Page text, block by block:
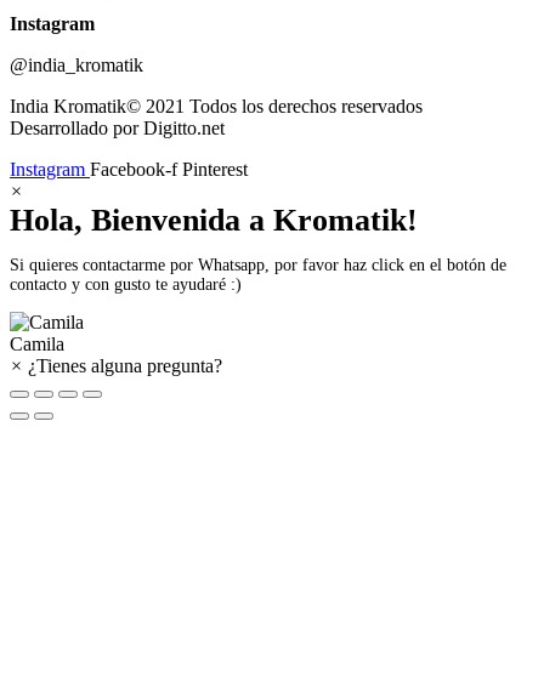
Instagram
@india_kromatik
India Kromatik© 2021 Todos los derechos reservados
Desarrollado por Digitto.net
Instagram Facebook-f Pinterest
×
Hola, Bienvenida a Kromatik!
Si quieres contactarme por Whatsapp, por favor haz click en el botón de
contacto y con gusto te ayudaré :)
Camila
× ¿Tienes alguna pregunta?